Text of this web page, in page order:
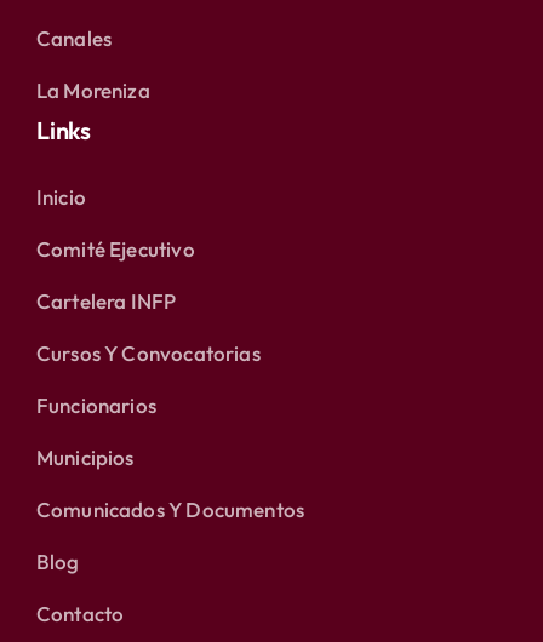
Canales
La Moreniza
Links
Inicio
Comité Ejecutivo
Cartelera INFP
Cursos Y Convocatorias
Funcionarios
Municipios
Comunicados Y Documentos
Blog
Contacto